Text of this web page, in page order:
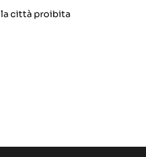
la città proibita